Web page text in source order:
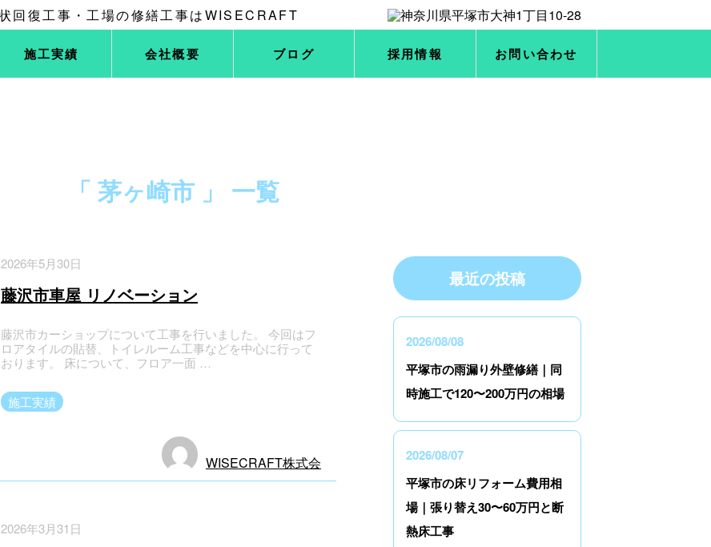
施工実績 会社概要 ブログ 採用情報 お問い合わせ
「 茅ヶ崎市 」 一覧
2026年5月30日
藤沢市車屋 リノベーション
藤沢市カーショップについて工事を行いました。 今回はフ
ロアタイルの貼替、トイレルーム工事などを中心に行って
おります。 床について、フロア一面 …
WISECRAFT株式会
社
施工実績
2026年3月31日
最近の投稿
2026/08/08
平塚市の雨漏り外壁修繕｜同
時施工で120〜200万円の相場
2026/08/07
平塚市の床リフォーム費用相
場｜張り替え30〜60万円と断
熱床工事